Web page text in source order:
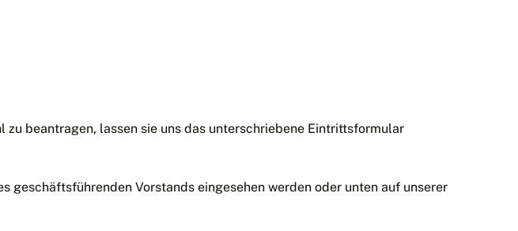
beantragen, lassen sie uns das unterschriebene Eintrittsformular
Vorstands eingesehen werden oder unten auf unserer